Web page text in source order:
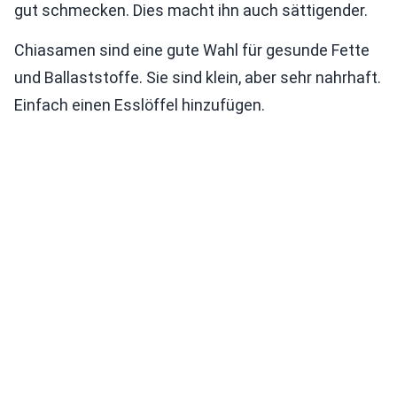
gut schmecken. Dies macht ihn auch sättigender.
Chiasamen sind eine gute Wahl für gesunde Fette
und Ballaststoffe. Sie sind klein, aber sehr nahrhaft.
Einfach einen Esslöffel hinzufügen.